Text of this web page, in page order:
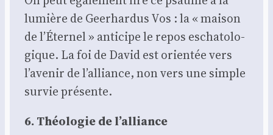
lumière de Gee­rhar­dus Vos : la « mai­son
de l’Éternel » anti­cipe le repos escha­to­lo­
gique. La foi de David est orien­tée vers
l’avenir de l’alliance, non vers une simple
sur­vie pré­sente.
6. Théo­lo­gie de l’alliance